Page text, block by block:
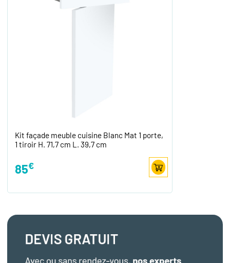
Kit façade meuble cuisine Blanc Mat 1 porte,
1 tiroir H. 71,7 cm L. 39,7 cm
85€